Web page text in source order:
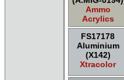
Ammo
Acrylics
FS17178
Aluminium
(X142)
Xtracolor